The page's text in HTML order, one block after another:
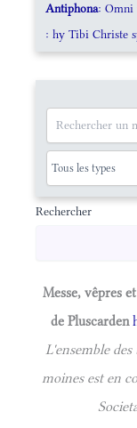
Antiphona: Omni
: hy Tibi Christe
Rechercher
Messe, vêpres
de Pluscarden
L'ensemble
moines est en